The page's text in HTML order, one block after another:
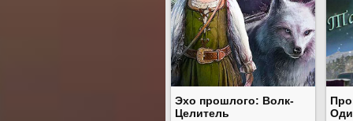
Эхо прошлого: Волк-
Целитель